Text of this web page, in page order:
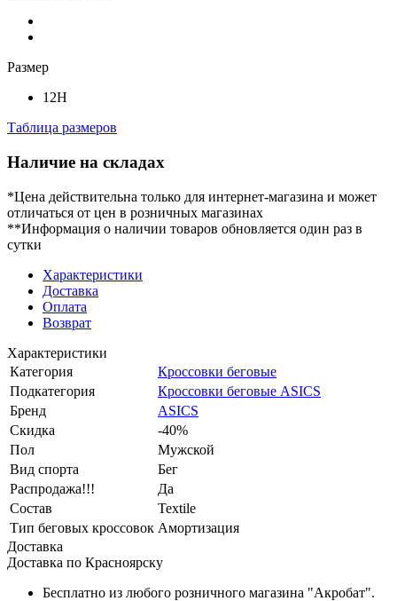
Размер
12H
Таблица размеров
Наличие на складах
*Цена действительна только для интернет-магазина и может
отличаться от цен в розничных магазинах
**Информация о наличии товаров обновляется один раз в
сутки
Характеристики
Доставка
Оплата
Возврат
Характеристики
Категория
Кроссовки беговые
Подкатегория
Кроссовки беговые ASICS
Бренд
ASICS
Скидка
-40%
Пол
Мужской
Вид спорта
Бег
Распродажа!!!
Да
Состав
Textile
Тип беговых кроссовок Амортизация
Доставка
Доставка по Красноярску
Бесплатно из любого розничного магазина "Акробат".